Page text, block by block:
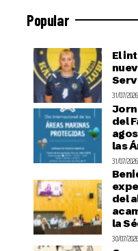
Popular
El
31/07/2026
del
las
31/07/2026
del
la
30/07/2026